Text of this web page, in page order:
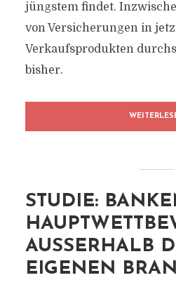
jüngstem findet.
von Versicherungen in
Verkaufsprodukten
bisher.
STUDIE:
AUSSERHALB
IGENEN